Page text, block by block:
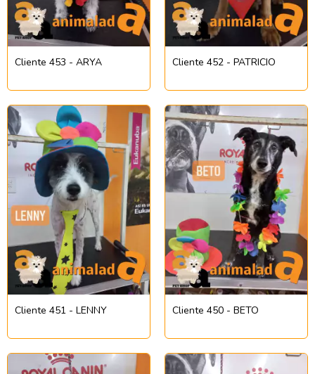
Cliente 453 - ARYA Cliente 452 - PATRICIO
Cliente 451 - LENNY Cliente 450 - BETO